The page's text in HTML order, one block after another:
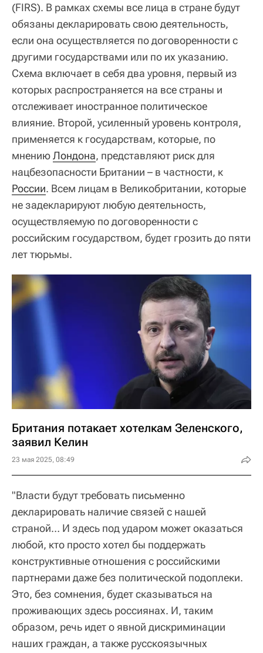
(FIRS). В рамках схемы все лица в стране будут
обязаны декларировать свою деятельность,
если она осуществляется по договоренности с
другими государствами или по их указанию.
Схема включает в себя два уровня, первый из
которых распространяется на все страны и
отслеживает иностранное политическое
влияние. Второй, усиленный уровень контроля,
применяется к государствам, которые, по
мнениюЛондона, представляют риск для
нацбезопасности Британии – в частности, к
России. Всем лицам в Великобритании, которые
не задекларируют любую деятельность,
осуществляемую по договоренности с
российским государством, будет грозить до пяти
лет тюрьмы.
Британия потакает хотелкам Зеленского,
заявил Келин
23 мая 2025, 08:49
"Власти будут требовать письменно
декларировать наличие связей с нашей
страной… И здесь под ударом может оказаться
любой, кто просто хотел бы поддержать
конструктивные отношения с российскими
партнерами даже без политической подоплеки.
Это, без сомнения, будет сказываться на
проживающих здесь россиянах. И, таким
образом, речь идет о явной дискриминации
наших граждан, а также русскоязычных